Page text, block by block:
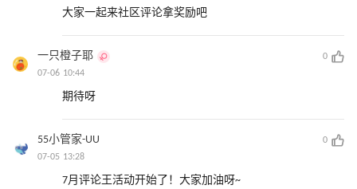
大家一起来社区评论拿奖励吧
一只橙子耶
0
07-06 10:44
期待呀
55小管家-UU
0
07-05 13:28
7月评论王活动开始了！大家加油呀~